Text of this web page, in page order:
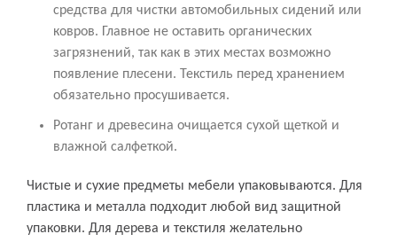
средства для чистки автомобильных сидений или
ковров. Главное не оставить органических
загрязнений, так как в этих местах возможно
появление плесени. Текстиль перед хранением
обязательно просушивается.
Ротанг и древесина очищается сухой щеткой и
влажной салфеткой.
Чистые и сухие предметы мебели упаковываются. Для
пластика и металла подходит любой вид защитной
упаковки. Для дерева и текстиля желательно